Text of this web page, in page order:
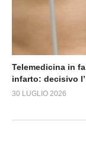
Telemedicina in
infarto: decisivo
30 LUGLIO 2026